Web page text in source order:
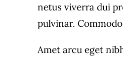
netus viverra dui
pulvinar.
Amet arcu eget